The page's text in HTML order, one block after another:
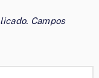
Campos